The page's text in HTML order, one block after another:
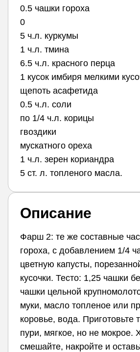
0.5 чашки гороха
0
5 ч.л. куркумы
1 ч.л. тмина
6.5 ч.л. красного перца
1 кусок имбиря мелкими
щепоть асафетида
0.5 ч.л. соли
по 1/4 ч.л. корицы
гвоздики
мускатного ореха
1 ч.л. зерен кориандра
5 ст. л. топленого масла.
Описание
Фарш 2: те же составные
гороха, с добавлением 1/4
цветную капусты,
кусочки. Тесто: 1,25 чашки
чашки цельной
муки, масло топленое или
коровье, вода. Приготовьте
пури, мягкое, но не мокрое.
смешайте, накройте и